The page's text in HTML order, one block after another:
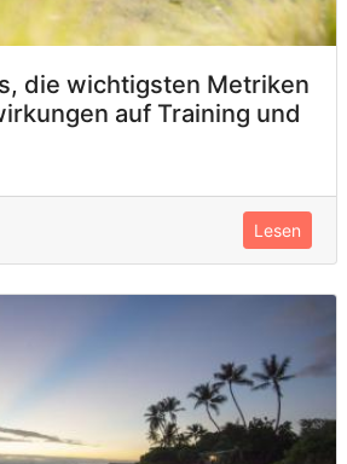
die wichtigsten Metriken
auf Training und
Lesen